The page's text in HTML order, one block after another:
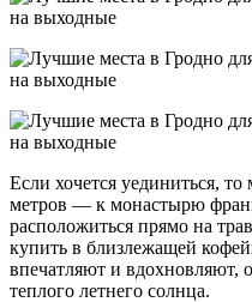
Если хочется уединиться,
метров — к монастырю
расположиться прямо на
купить в близлежащей
впечатляют и вдохновляют,
теплого летнего солнца.